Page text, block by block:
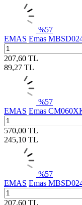
%57
EMAS Emas
207,60 TL
89,27 TL
%57
EMAS Emas
570,00 TL
245,10 TL
%57
EMAS Emas
207,60 TL